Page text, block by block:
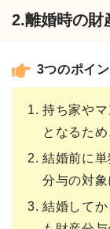
2.離婚時の財
3つのポイン
持ち家や
となるた
結婚前に
分与の対
結婚して